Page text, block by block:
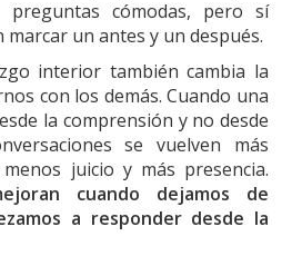
cómodas, pero sí
marcar un antes y un después.
interior también cambia la
con los demás. Cuando una
la comprensión y no desde
se vuelven más
juicio y más presencia.
cuando dejamos de
a responder desde la